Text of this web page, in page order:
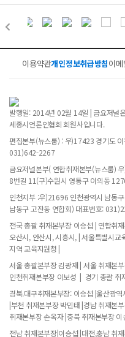
이용약관개인정보취급방침이
발행일: 2014년 02월 14일 | 금요저널
세종시언론인협회 회원사입니다.
편집본부(뉴스룸) : 우)17423 경기도
031)642-2267
금요저널본부( 연합취재본부(뉴스룸)
8번길 11(구)수원시 영통구 이의동
인천지부 :우)21696 인천광역시 남동
남동구 고잔동 연합회) 대표번호:
전국 총괄 취재본부장 이승섭 | 연합취
오산시, 안산시, 시흥시, | 서울특별시
지역 교육지원청 |
서울 총괄본부장 김광재 | 서울 취재본
인천취재본부장 이보성 | 경기 총괄 취
경북.대구취재본부장: 이승섭 |울산광
|부천 취재본부장 박민태 |경남 취재본
취재본부장 손옥자 |충북 취재본부장 이
전남 취재본부장|이승섭 |대전,충남 취